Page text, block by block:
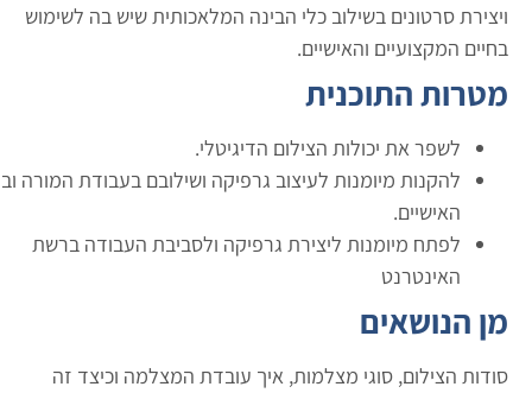
סרטונים בשילוב כלי הבינה המלאכותית שיש בה לשימוש
המקצועיים והאישיים.
התוכנית
לשפר את יכולות הצילום הדיגיטלי.
להקנות מיומנות לעיצוב גרפיקהושילובם בעבודתהמורהובחיים
האישיים.
לפתחמיומנות ליצירתגרפיקהולסביבתהעבודה ברשת
האינטרנט
הנושאים
הצילום, סוגי מצלמות, איך עובדת המצלמה וכיצד זה